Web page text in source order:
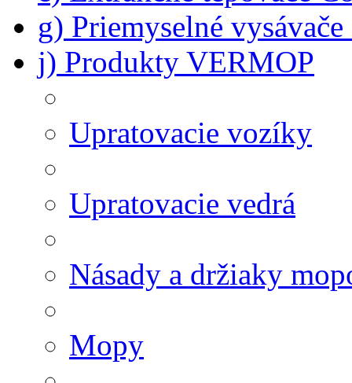
g) Priemyselné
j) Produkty VERMOP
Upratovacie vozíky
Upratovacie vedrá
Násady a držiaky
Mopy